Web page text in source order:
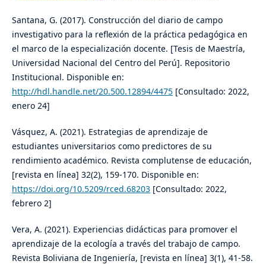
Santana, G. (2017). Construcción del diario de campo
investigativo para la reflexión de la práctica pedagógica en
el marco de la especialización docente. [Tesis de Maestría,
Universidad Nacional del Centro del Perú]. Repositorio
Institucional. Disponible en:
http://hdl.handle.net/20.500.12894/4475[Consultado: 2022,
enero 24]
Vásquez, A. (2021). Estrategias de aprendizaje de
estudiantes universitarios como predictores de su
rendimiento académico. Revista complutense de educación,
[revista en línea] 32(2), 159-170. Disponible en:
https://doi.org/10.5209/rced.68203[Consultado: 2022,
febrero 2]
Vera, A. (2021). Experiencias didácticas para promover el
aprendizaje de la ecología a través del trabajo de campo.
Revista Boliviana de Ingeniería, [revista en línea] 3(1), 41-58.